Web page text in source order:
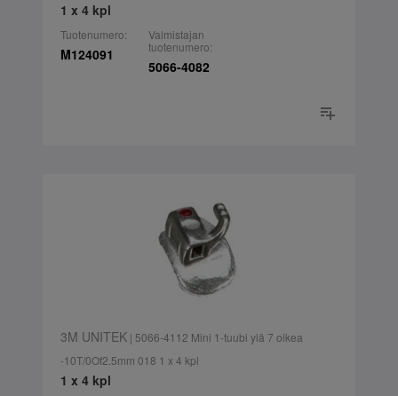
1 x 4 kpl
Tuotenumero:
M124091
Valmistajan
tuotenumero:
5066-4082
3M UNITEK| 5066-4112 Mini 1-tuubi ylä 7 oikea
-10T/0Of2.5mm 018 1 x 4 kpl
1 x 4 kpl